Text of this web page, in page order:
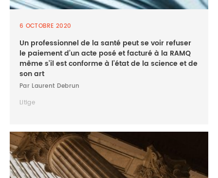
6 OCTOBRE 2020
Un professionnel de la santé peut se voir refuser
le paiement d’un acte posé et facturé à la RAMQ
même s’il est conforme à l’état de la science et de
son art
Par Laurent Debrun
Litige